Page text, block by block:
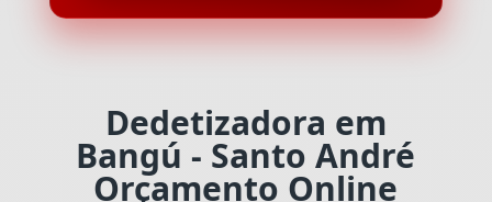
Dedetizadora em
Bangú - Santo André
Orçamento Online